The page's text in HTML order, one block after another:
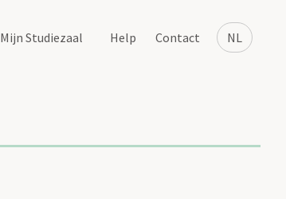
NL
Mijn Studiezaal Help Contact